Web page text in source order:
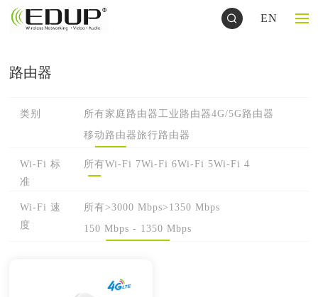
EN
路由器
类别 所有家庭路由器工业路由器4G/5G路由器
移动路由器旅行路由器
Wi-Fi 标
准
所有Wi-Fi 7Wi-Fi 6Wi-Fi 5Wi-Fi 4
Wi-Fi 速
度
所有 >3000 Mbps>1350 Mbps
150 Mbps - 1350 Mbps